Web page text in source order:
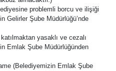
problemli borcu ve ilişiği
Gelirler Şube Müdürlüğü’nde
yasaklı ve cezalı
Emlak Şube Müdürlüğünden
(Belediyemizin Emlak Şube